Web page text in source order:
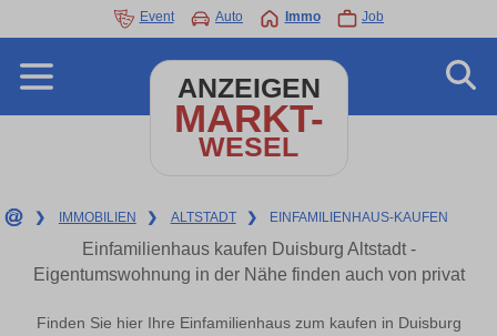
Event Auto Immo Job
ANZEIGEN
MARKT-
WESEL
❯ IMMOBILIEN ❯ ALTSTADT ❯ EINFAMILIENHAUS-KAUFEN
Einfamilienhaus kaufen Duisburg Altstadt -
Eigentumswohnung in der Nähe finden auch von privat
Finden Sie hier Ihre Einfamilienhaus zum kaufen in Duisburg